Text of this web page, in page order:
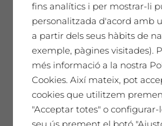
fins analítics i per mostrar-li
personalitzada d'acord amb
a partir dels seus hàbits de
exemple, pàgines visitades).
més informació a la nostra
Cookies. Així mateix, pot
cookies que utilitzem
"Acceptar totes" o